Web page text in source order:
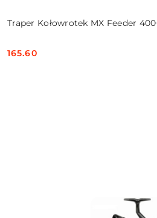
Traper Kołowrotek MX Feeder
Cena:
165.60